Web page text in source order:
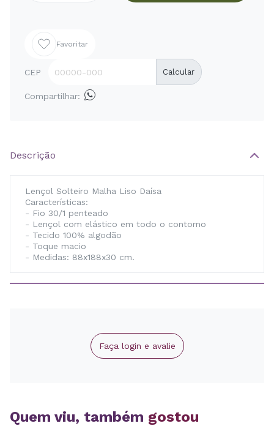
Favoritar
CEP Calcular
Compartilhar:
Descrição
Lençol Solteiro Malha Liso Daísa
Características:
- Fio 30/1 penteado
- Lençol com elástico em todo o contorno
- Tecido 100% algodão
- Toque macio
- Medidas: 88x188x30 cm.
Faça login e avalie
Quem viu, também gostou